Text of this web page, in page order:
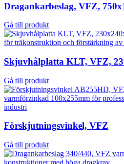
Dragankarbeslag, VFZ,
Gå till produkt
Skjuvhålplatta KLT, VFZ,
Gå till produkt
Förskjutningsvinkel, VFZ
Gå till produkt